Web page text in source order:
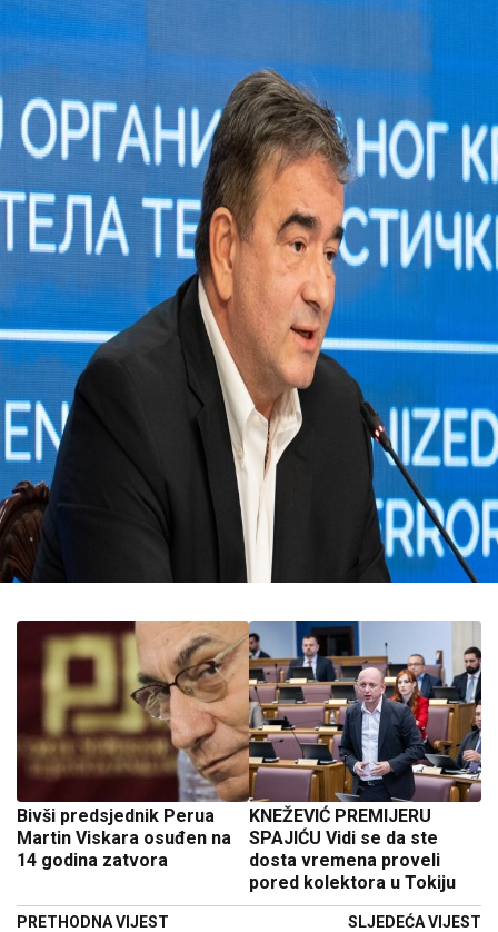
Bivši predsjednik Perua
Martin Viskara osuđen na
14 godina zatvora
PRETHODNA VIJEST
KNEŽEVIĆ PREMIJERU
SPAJIĆU Vidi se da ste
dosta vremena proveli
pored kolektora u Tokiju
SLJEDEĆA VIJEST